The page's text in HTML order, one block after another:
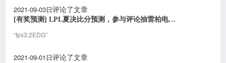
2021-09-03日评论了文章
[有奖预测] LPL夏决比分预测，参与评论抽雷柏电竞外设
“fpx3:2EDG”
2021-09-01日评论了文章